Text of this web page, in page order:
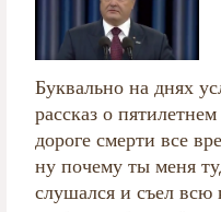
Буквально на днях
рассказ о
дороге смерти все
ну почему ты меня
слушался и съел